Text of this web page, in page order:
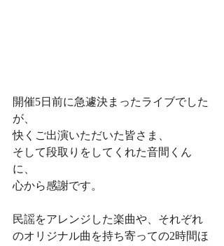
開催5日前に急遽決まったライブでした
が、
快くご出演いただいた皆さま、
そして段取りをしてくれた音間くん
に、
心から感謝です。
民謡をアレンジした楽曲や、それぞれ
のオリジナル曲を持ち寄っての2時間ほ